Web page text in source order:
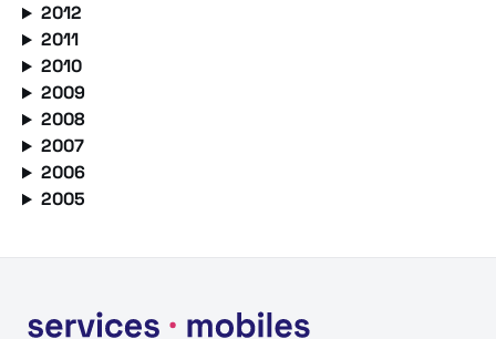
2012
2011
2010
2009
2008
2007
2006
2005